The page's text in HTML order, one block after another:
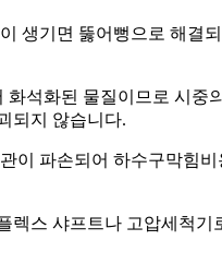
생기면 뚫어뻥으로 해결
화석화된 물질이므로 시중
되지 않습니다.
이 파손되어 하수구막힘비
렉스 샤프트나 고압세척기